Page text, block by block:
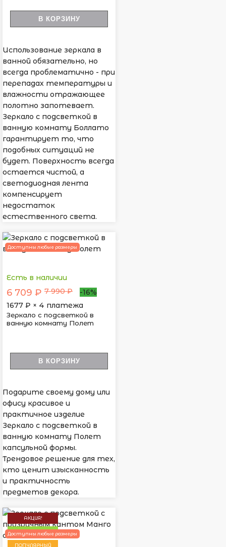
В КОРЗИНУ
Использование зеркала в
ванной обязательно, но
всегда проблематично - при
перепадах температуры и
влажности отражающее
полотно запотевает.
Зеркало с подсветкой в
ванную комнату Боллато
гарантирует то, что
подобных ситуаций не
будет. Поверхность всегда
остается чистой, а
светодиодная лента
компенсирует
недостаток
естественного света.
Доступны любые размеры
Есть в наличии
6 709 ₽ 7 990 ₽
-16%
1677 ₽ × 4 платежа
Зеркало с подсветкой в
ванную комнату Полет
В КОРЗИНУ
Подарите своему дому или
офису красивое и
практичное изделие
Зеркало с подсветкой в
ванную комнату Полет
капсульной формы.
Трендовое решение для тех,
кто ценит изысканность
и практичность
предметов декора.
АКЦИЯ!
НОВИНКА
ПОПУЛЯРНЫЙ
Доступны любые размеры